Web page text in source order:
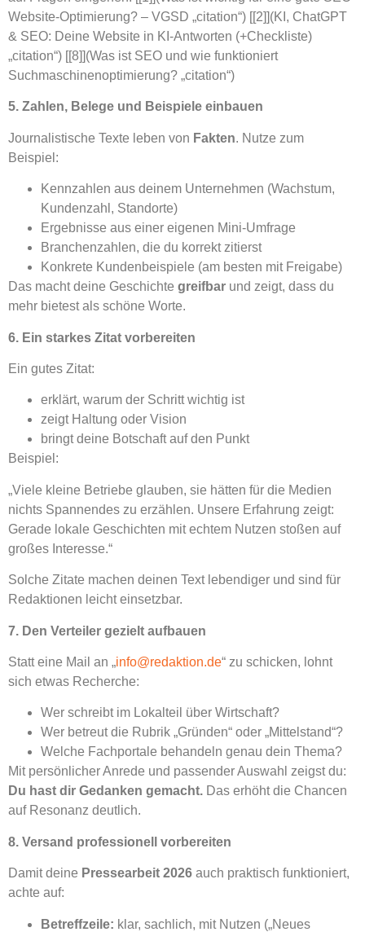
Website-Optimierung? – VGSD „citation“) [[2]](KI, ChatGPT
& SEO: Deine Website in KI-Antworten (+Checkliste)
„citation“) [[8]](Was ist SEO und wie funktioniert
Suchmaschinenoptimierung? „citation“)
5. Zahlen, Belege und Beispiele einbauen
Journalistische Texte leben von Fakten. Nutze zum
Beispiel:
Kennzahlen aus deinem Unternehmen (Wachstum,
Kundenzahl, Standorte)
Ergebnisse aus einer eigenen Mini-Umfrage
Branchenzahlen, die du korrekt zitierst
Konkrete Kundenbeispiele (am besten mit Freigabe)
Das macht deine Geschichte greifbar und zeigt, dass du
mehr bietest als schöne Worte.
6. Ein starkes Zitat vorbereiten
Ein gutes Zitat:
erklärt, warum der Schritt wichtig ist
zeigt Haltung oder Vision
bringt deine Botschaft auf den Punkt
Beispiel:
„Viele kleine Betriebe glauben, sie hätten für die Medien
nichts Spannendes zu erzählen. Unsere Erfahrung zeigt:
Gerade lokale Geschichten mit echtem Nutzen stoßen auf
großes Interesse.“
Solche Zitate machen deinen Text lebendiger und sind für
Redaktionen leicht einsetzbar.
7. Den Verteiler gezielt aufbauen
Statt eine Mail an „info@redaktion.de“ zu schicken, lohnt
sich etwas Recherche:
Wer schreibt im Lokalteil über Wirtschaft?
Wer betreut die Rubrik „Gründen“ oder „Mittelstand“?
Welche Fachportale behandeln genau dein Thema?
Mit persönlicher Anrede und passender Auswahl zeigst du:
Du hast dir Gedanken gemacht. Das erhöht die Chancen
auf Resonanz deutlich.
8. Versand professionell vorbereiten
Damit deine Pressearbeit 2026 auch praktisch funktioniert,
achte auf:
Betreffzeile: klar, sachlich, mit Nutzen („Neues